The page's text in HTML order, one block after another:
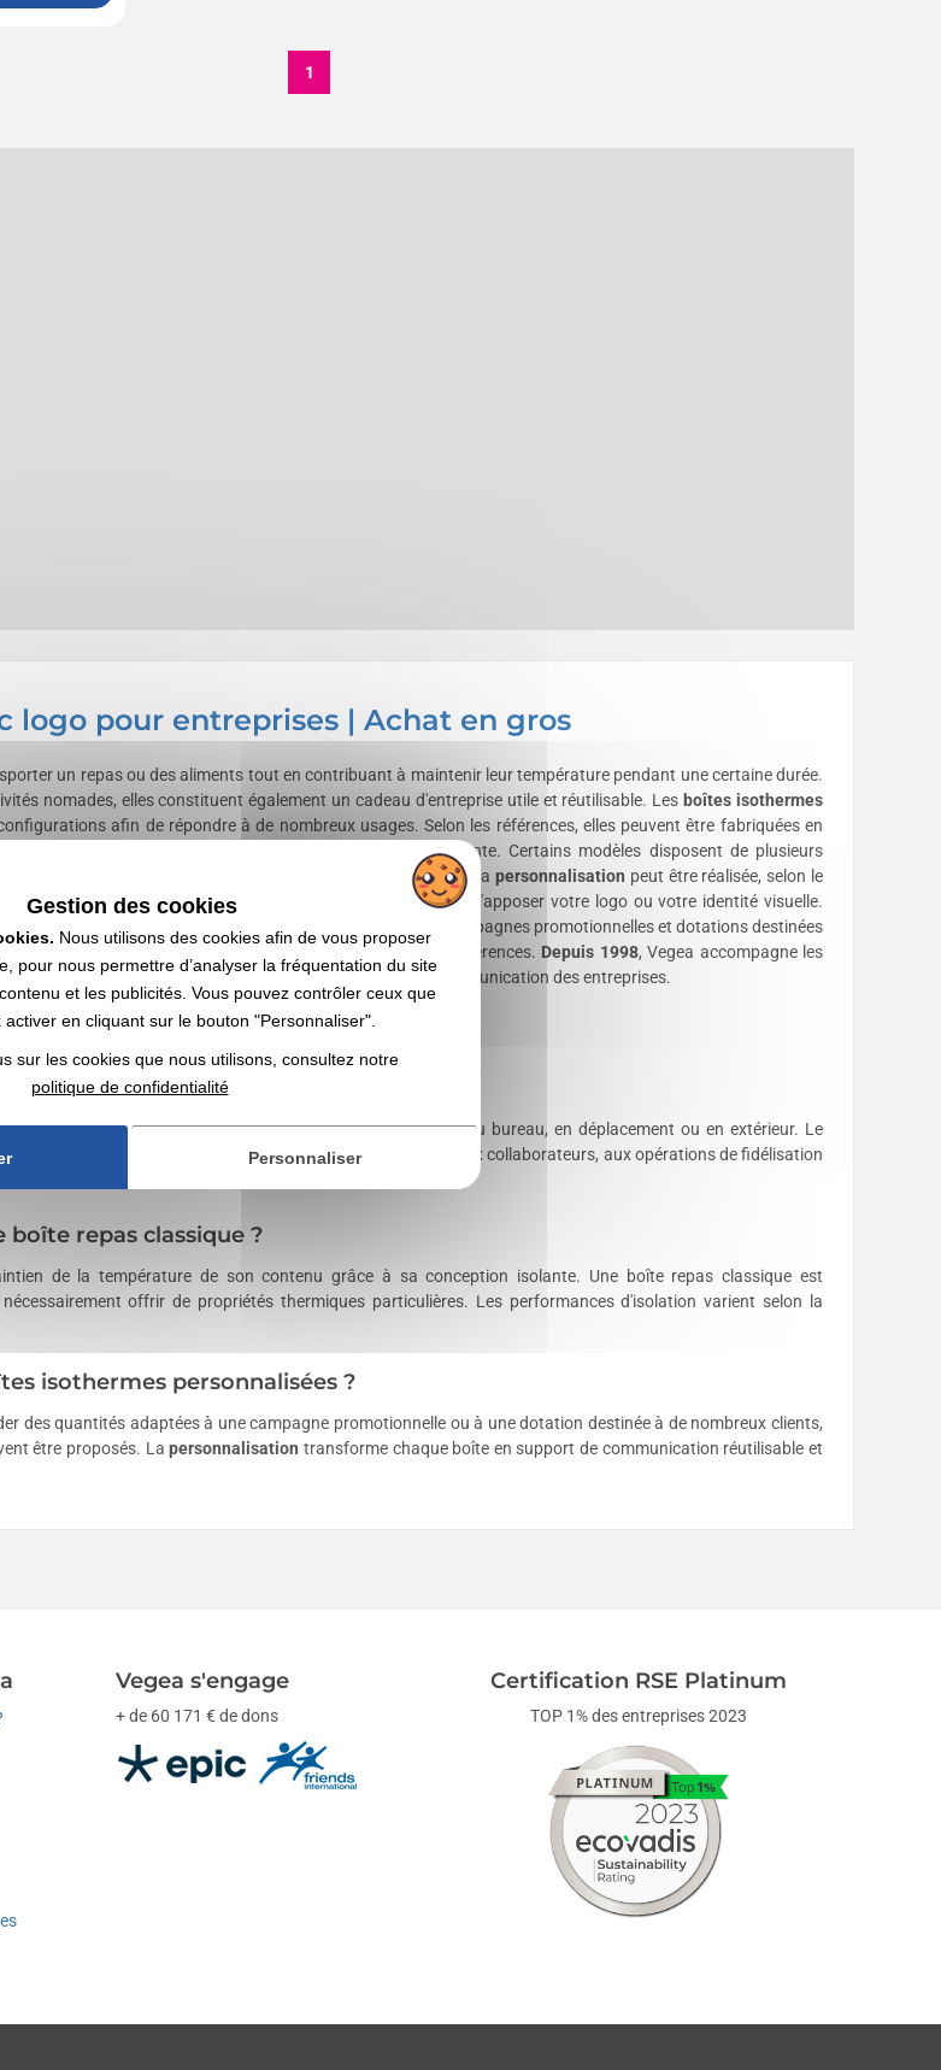
logo pour entreprises | Achat en gros
un repas ou des aliments tout en contribuant à maintenir leur température pendant une certaine durée.
nomades, elles constituent également un cadeau d'entreprise utile et réutilisable. Les boîtes isothermes
afin de répondre à de nombreux usages. Selon les références, elles peuvent être fabriquées en
avec les aliments et intégrer une double paroi isolante. Certains modèles disposent de plusieurs
facilitant la consommation du repas à l'extérieur. Lapersonnalisation peut être réalisée, selon le
impression numérique ou autre technique adaptée afin d'apposer votre logo ou votre identité visuelle.
cadeaux d'affaires, programmes de fidélisation, campagnes promotionnelles et dotations destinées
et possibilités de marquage varient selon les références. Depuis 1998, Vegea accompagne les
boîtes isothermes publicitairesadaptée aux besoins de communication des entreprises.
?
qui accompagne son utilisateur lors de ses repas au bureau, en déplacement ou en extérieur. Le
durable. Elle convient notamment aux cadeaux collaborateurs, aux opérations de fidélisation
repas classique ?
de la température de son contenu grâce à sa conception isolante. Une boîte repas classique est
offrir de propriétés thermiques particulières. Les performances d'isolation varient selon la
isothermes personnalisées ?
des quantités adaptées à une campagne promotionnelle ou à une dotation destinée à de nombreux clients,
être proposés. Lapersonnalisation transforme chaque boîte en support de communication réutilisable et
1
Vegea s'engage
+ de 60 171 € de dons
Certification RSE Platinum
TOP 1% des entreprises 2023
Gestion des cookies
Nous utilisons des cookies afin de vous proposer
pour nous permettre d’analyser la fréquentation du site
et les publicités. Vous pouvez contrôler ceux que
activer en cliquant sur le bouton "Personnaliser".
sur les cookies que nous utilisons, consultez notre
politique de confidentialité
Personnaliser